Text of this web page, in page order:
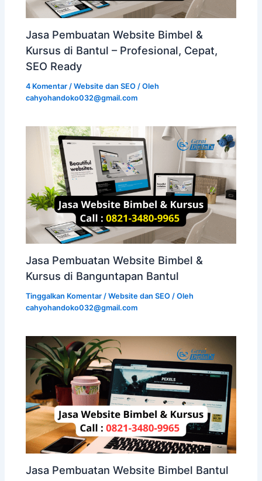
Jasa Pembuatan Website Bimbel &
Kursus di Bantul – Profesional, Cepat,
SEO Ready
4 Komentar /Website dan SEO / Oleh
cahyohandoko032@gmail.com
Jasa Pembuatan Website Bimbel &
Kursus di Banguntapan Bantul
Tinggalkan Komentar /Website dan SEO / Oleh
cahyohandoko032@gmail.com
Jasa Pembuatan Website Bimbel Bantul